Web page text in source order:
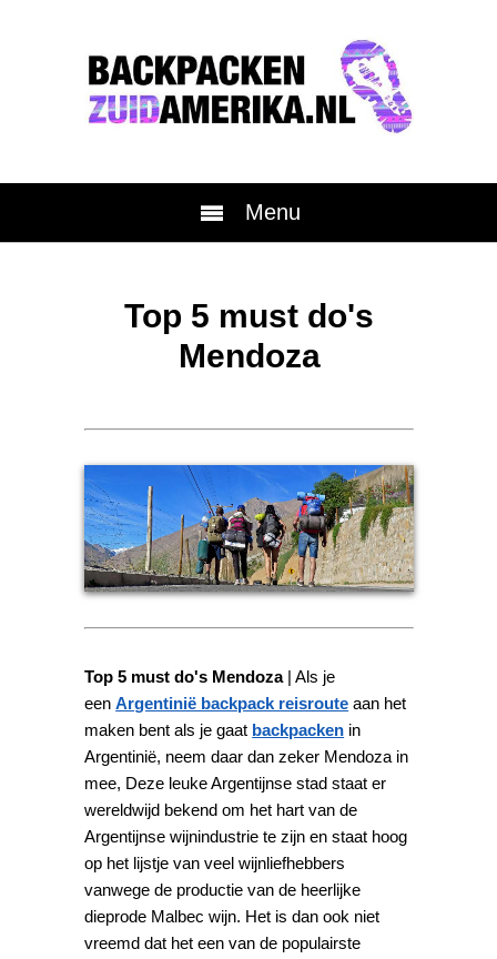
Menu
Top 5 must do's
Mendoza
Top 5 must do's Mendoza| Als je
eenArgentinië backpack reisroute aan het
maken bent als je gaat backpacken in
Argentinië, neem daar dan zeker Mendoza in
mee, Deze leuke Argentijnse stad staat er
wereldwijd bekend om het hart van de
Argentijnse wijnindustrie te zijn en staat hoog
op het lijstje van veel wijnliefhebbers
vanwege de productie van de heerlijke
dieprode Malbec wijn. Het is dan ook niet
vreemd dat het een van de populairste